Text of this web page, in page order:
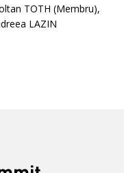
TOTH (Membru),
LAZIN